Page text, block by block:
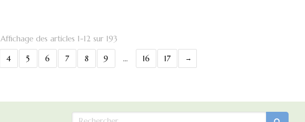
Affichage des articles 1-12 sur 193
4 5 6 7 8 9 … 16 17
Rechercher